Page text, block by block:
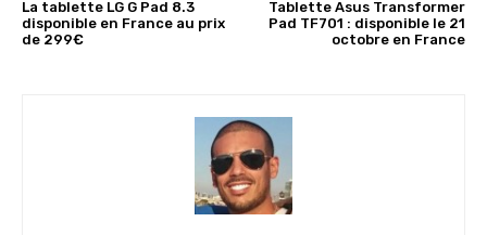
La tablette LG G Pad 8.3
disponible en France au prix
de 299€
Tablette Asus Transformer
Pad TF701 : disponible le 21
octobre en France